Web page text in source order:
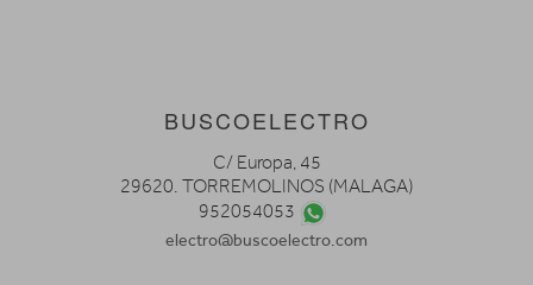
BUSCOELECTRO
C/ Europa, 45
29620. TORREMOLINOS (MALAGA)
952054053
electro@buscoelectro.com